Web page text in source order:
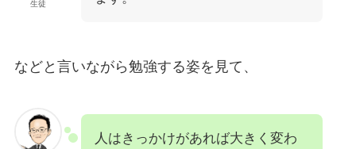
生徒
などと言いながら勉強する姿を見て、
人はきっかけがあれば大きく変わ